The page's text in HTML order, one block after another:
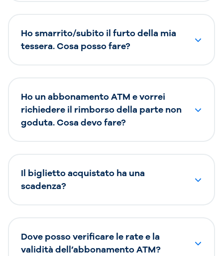
Ho smarrito/subito il furto della mia
tessera. Cosa posso fare?
Ho un abbonamento ATM e vorrei
richiedere il rimborso della parte non
goduta. Cosa devo fare?
Il biglietto acquistato ha una
scadenza?
Dove posso verificare le rate e la
validità dell’abbonamento ATM?